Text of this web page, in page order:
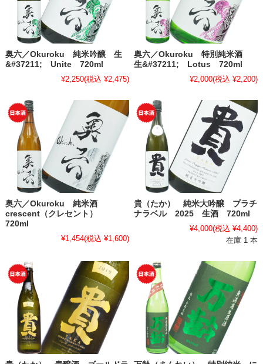
奥六／Okuroku 純米吟醸 生
&#37211; Unite 720ml
¥2,250(税込 ¥2,475)
奥六／Okuroku 特別純米酒
生&#37211; Lotus 720ml
¥2,000(税込 ¥2,200)
奥六／Okuroku 純米酒
crescent（クレセント）
720ml
¥1,454(税込 ¥1,600)
貴（たか） 純米大吟醸 プラチ
ナラベル 2025 生酒 720ml
¥4,000(税込 ¥4,400)
在庫 1 本